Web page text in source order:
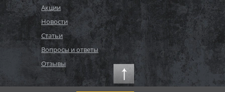
Bestway, Стальной
16296л...
Экономия
P20-2052-S, Polygroup,
Каркасный бассейн
549х274х132см, 17203л...
86 000
81 700
4 300 Экономия
Акции
Новости
Статьи
Вопросы и ответы
Отзывы